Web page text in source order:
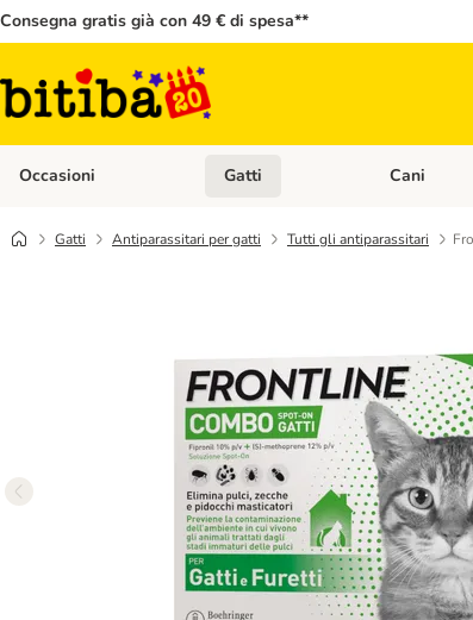
Consegna gratis già con 49 € di spesa**
Occasioni Apri Menù Categoria: Occasioni
Gatti Apri Menù
Cani
Gatti Antiparassitari per gatti Tutti gli antiparassitari